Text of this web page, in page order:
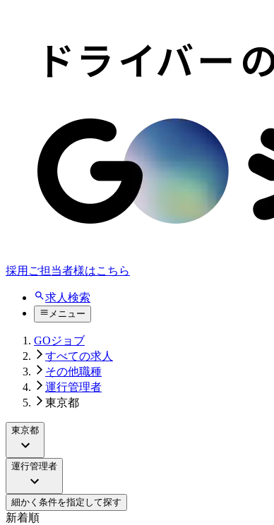
採用ご担当者様はこちら
求人検索
メニュー
GOジョブ
すべての求人
その他職種
運行管理者
東京都
東京都
運行管理者
細かく条件を指定して探す
新着順